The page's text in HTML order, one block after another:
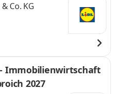
Co. KG
Immobilienwirtschaft
2027